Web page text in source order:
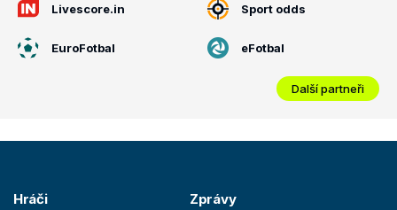
Livescore.in Sport odds
EuroFotbal eFotbal
Další partneři
Hráči Zprávy